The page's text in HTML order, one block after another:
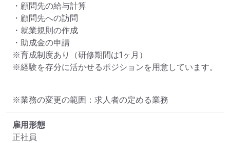
・顧問先の給与計算
・顧問先への訪問
・就業規則の作成
・助成金の申請
※育成制度あり（研修期間は1ヶ月）
※経験を存分に活かせるポジションを用意しています。
※業務の変更の範囲：求人者の定める業務
雇用形態
正社員